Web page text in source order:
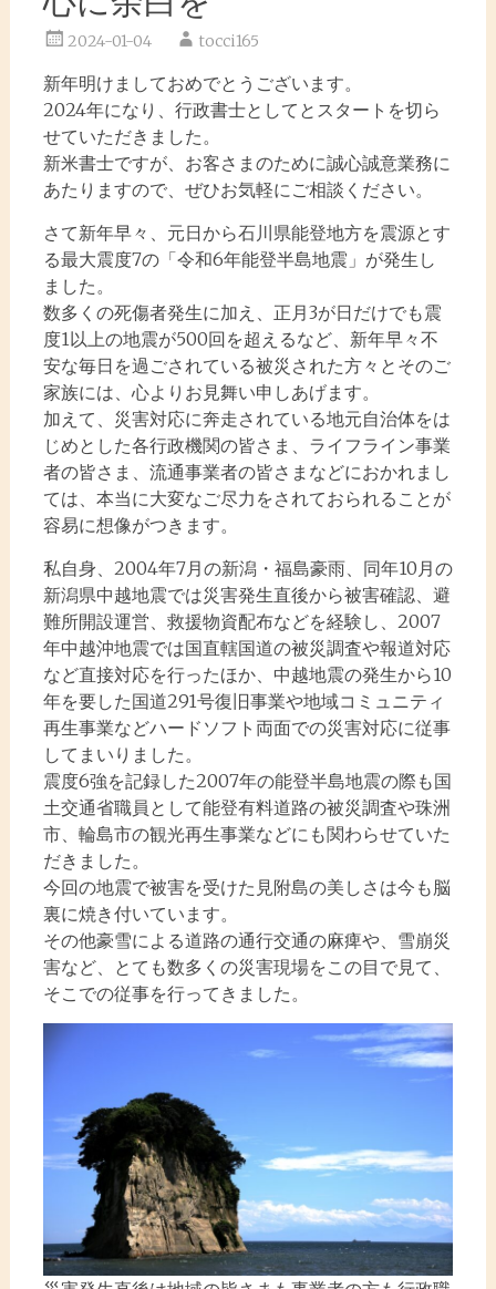
2024-01-04 tocci165
新年明けましておめでとうございます。
2024年になり、行政書士としてとスタートを切ら
せていただきました。
新米書士ですが、お客さまのために誠心誠意業務に
あたりますので、ぜひお気軽にご相談ください。
さて新年早々、元日から石川県能登地方を震源とす
る最大震度7の「令和6年能登半島地震」が発生し
ました。
数多くの死傷者発生に加え、正月3が日だけでも震
度1以上の地震が500回を超えるなど、新年早々不
安な毎日を過ごされている被災された方々とそのご
家族には、心よりお見舞い申しあげます。
加えて、災害対応に奔走されている地元自治体をは
じめとした各行政機関の皆さま、ライフライン事業
者の皆さま、流通事業者の皆さまなどにおかれまし
ては、本当に大変なご尽力をされておられることが
容易に想像がつきます。
私自身、2004年7月の新潟・福島豪雨、同年10月の
新潟県中越地震では災害発生直後から被害確認、避
難所開設運営、救援物資配布などを経験し、2007
年中越沖地震では国直轄国道の被災調査や報道対応
など直接対応を行ったほか、中越地震の発生から10
年を要した国道291号復旧事業や地域コミュニティ
再生事業などハードソフト両面での災害対応に従事
してまいりました。
震度6強を記録した2007年の能登半島地震の際も国
土交通省職員として能登有料道路の被災調査や珠洲
市、輪島市の観光再生事業などにも関わらせていた
だきました。
今回の地震で被害を受けた見附島の美しさは今も脳
裏に焼き付いています。
その他豪雪による道路の通行交通の麻痺や、雪崩災
害など、とても数多くの災害現場をこの目で見て、
そこでの従事を行ってきました。